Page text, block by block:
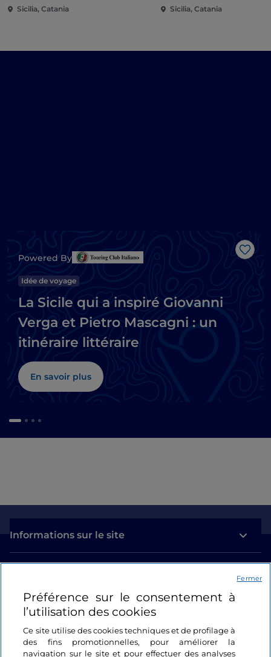
Sicilia, Catania Sicilia, Catania
Powered By
Idée de voyage
La Sicile qui a inspiré Giovanni
Verga et Pietro Mascagni : un
itinéraire littéraire
En savoir plus
Informations sur le site
Se connecter
Suivez-nous
Préférence sur le consentement à
l’utilisation des cookies
Ce site utilise des cookies techniques et de profilage à
des fins promotionnelles, pour améliorer la
navigation sur le site et pour effectuer des analyses
Fermer